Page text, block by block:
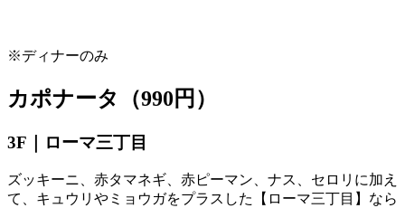
※ディナーのみ
カポナータ（990円）
3F｜ローマ三丁目
ズッキーニ、赤タマネギ、赤ピーマン、ナス、セロリに加え
て、キュウリやミョウガをプラスした【ローマ三丁目】なら